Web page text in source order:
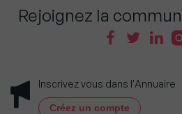
Rejoignez la
Inscrivez vous dans l'Annuaire
Créez un compte